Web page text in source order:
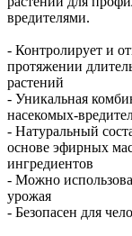
вредителями.
- Контролирует и
протяжении
растений
- Уникальная
насекомых-
- Натуральный
основе эфирных
ингредиентов
- Можно
урожая
- Безопасен для